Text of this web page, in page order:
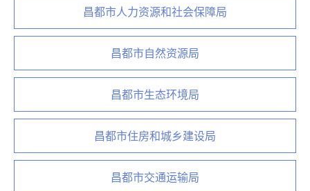
昌都市人力资源和社会保障局
昌都市自然资源局
昌都市生态环境局
昌都市住房和城乡建设局
昌都市交通运输局